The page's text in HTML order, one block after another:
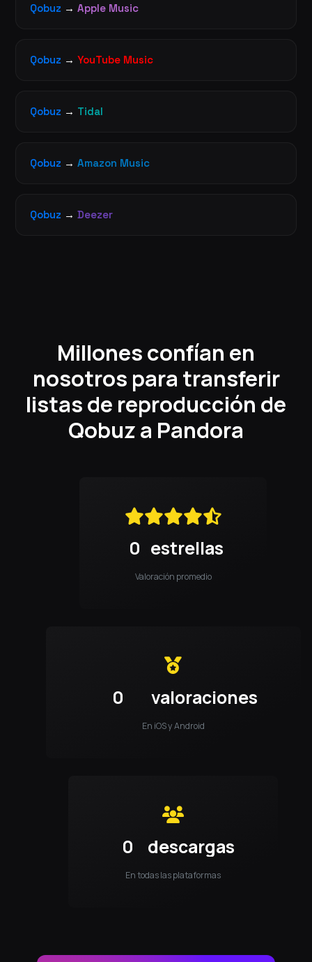
Qobuz → Apple Music
Qobuz → YouTube Music
Qobuz → Tidal
Qobuz → Amazon Music
Qobuz → Deezer
Millones confían en
nosotros para transferir
listas de reproducción de
Qobuz a Pandora
0 estrellas
Valoración promedio
0 valoraciones
En iOS y Android
0 descargas
En todas las plataformas